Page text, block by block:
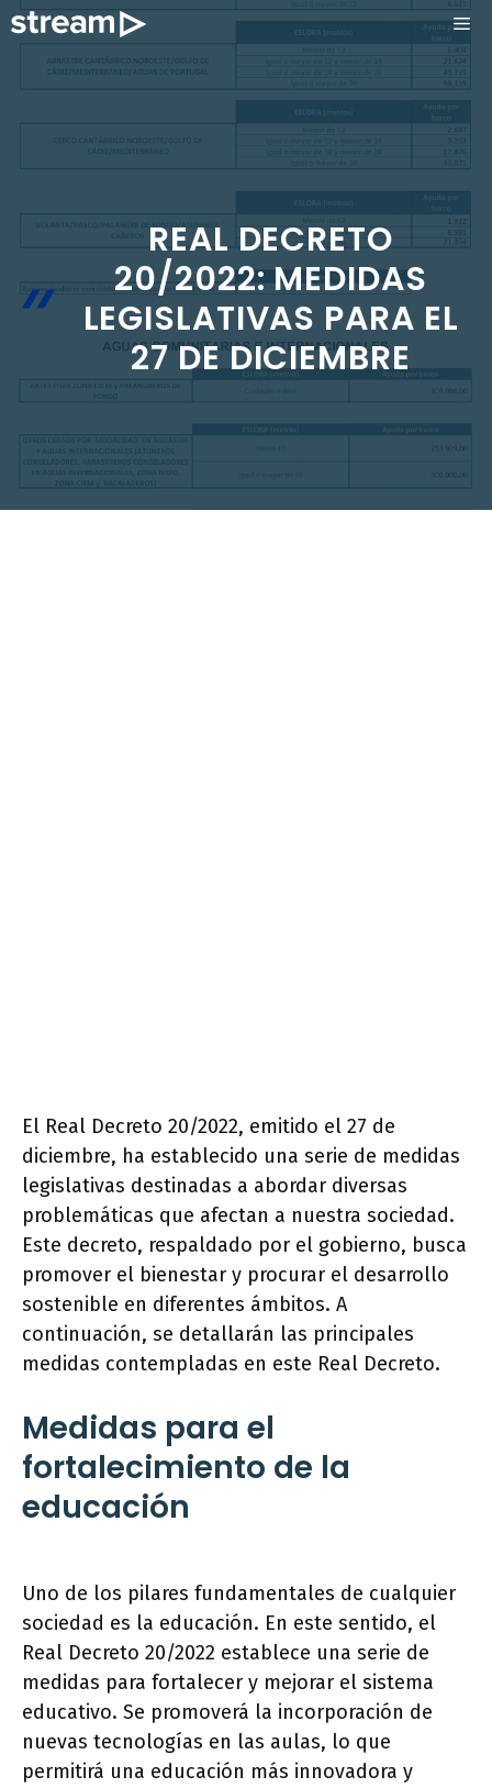
Saltar
REAL DECRETO
20/2022: MEDIDAS
LEGISLATIVAS PARA EL
27 DE DICIEMBRE
El Real Decreto 20/2022, emitido el 27 de
diciembre, ha establecido una serie de medidas
legislativas destinadas a abordar diversas
problemáticas que afectan a nuestra sociedad.
Este decreto, respaldado por el gobierno, busca
promover el bienestar y procurar el desarrollo
sostenible en diferentes ámbitos. A
continuación, se detallarán las principales
medidas contempladas en este Real Decreto.
Medidas para el
fortalecimiento de la
educación
Uno de los pilares fundamentales de cualquier
sociedad es la educación. En este sentido, el
Real Decreto 20/2022 establece una serie de
medidas para fortalecer y mejorar el sistema
educativo. Se promoverá la incorporación de
nuevas tecnologías en las aulas, lo que
permitirá una educación más innovadora y